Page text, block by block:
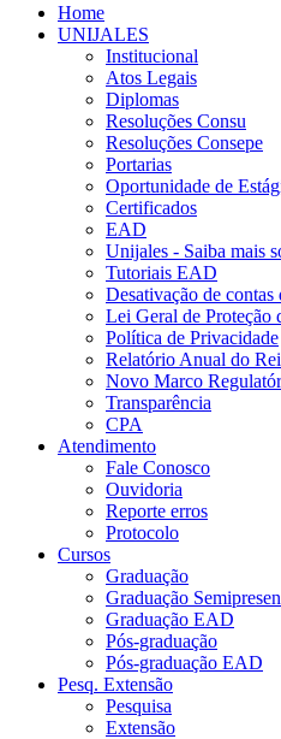
Home
UNIJALES
Institucional
Atos Legais
Diplomas
Resoluções Consu
Resoluções Consepe
Portarias
Oportunidade de
Certificados
EAD
Unijales - Saiba mais
Tutoriais EAD
Desativação de
Lei Geral de Proteção
Política de Privacidade
Relatório Anual do
Novo Marco
Transparência
CPA
Atendimento
Fale Conosco
Ouvidoria
Reporte erros
Protocolo
Cursos
Graduação
Graduação
Graduação EAD
Pós-graduação
Pós-graduação EAD
Pesq. Extensão
Pesquisa
Extensão